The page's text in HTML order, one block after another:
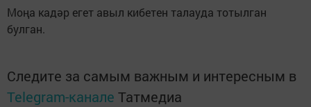
Моңа кадәр егет авыл кибетен талауда тотылган
булган.
Следите за самым важным и интересным в
Telegram-канале Татмедиа